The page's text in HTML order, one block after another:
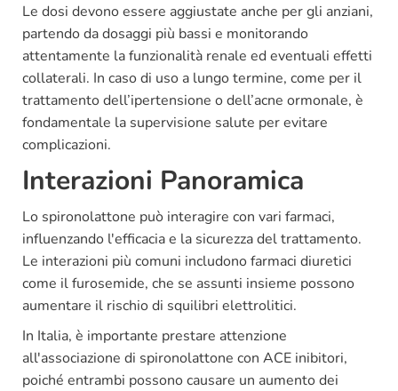
Le dosi devono essere aggiustate anche per gli anziani,
partendo da dosaggi più bassi e monitorando
attentamente la funzionalità renale ed eventuali effetti
collaterali. In caso di uso a lungo termine, come per il
trattamento dell’ipertensione o dell’acne ormonale, è
fondamentale la supervisione salute per evitare
complicazioni.
Interazioni Panoramica
Lo spironolattone può interagire con vari farmaci,
influenzando l'efficacia e la sicurezza del trattamento.
Le interazioni più comuni includono farmaci diuretici
come il furosemide, che se assunti insieme possono
aumentare il rischio di squilibri elettrolitici.
In Italia, è importante prestare attenzione
all'associazione di spironolattone con ACE inibitori,
poiché entrambi possono causare un aumento dei